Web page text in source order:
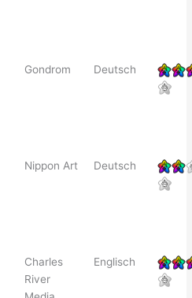
Gondrom Deutsch
Nippon Art Deutsch
Charles
River
Englisch